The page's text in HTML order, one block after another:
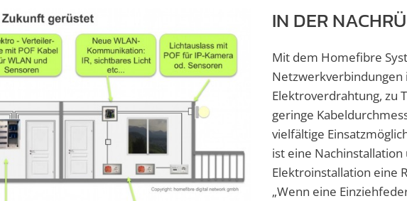
IN DER
Mit dem Homefibre
Netzwerkverbindungen
Elektroverdrahtung, zu
geringe
vielfältige
ist eine
Elektroinstallation eine
„Wenn eine